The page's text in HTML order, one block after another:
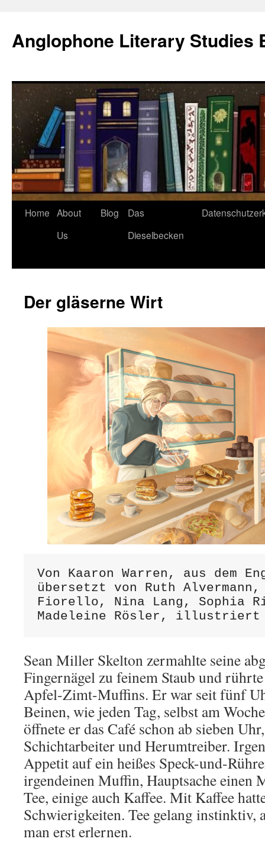
content
Anglophone Literary Studies
Home About
Us
Blog
Das
Dieselbecken
Der gläserne Wirt
Von Kaaron Warren, aus dem
übersetzt von Ruth Alvermann,
Fiorello, Nina Lang, Sophia
Sean Miller Skelton zermahlte seine
Fingernägel zu feinem Staub und
Apfel-Zimt-Muffins. Er war seit fünf
Beinen, wie jeden Tag, selbst am
öffnete er das Café schon ab sieben
Schichtarbeiter und Herumtreiber.
Appetit auf ein heißes Speck-und-
irgendeinen Muffin, Hauptsache einen
Tee, einige auch Kaffee. Mit Kaffee
Schwierigkeiten. Tee gelang instinktiv,
man erst erlernen.